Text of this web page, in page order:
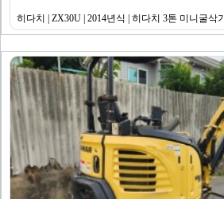
히다치 | ZX30U | 2014년식 | 히다치 3톤 미니굴삭기